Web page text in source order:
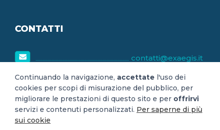
CONTATTI
contatti@exaegis.it
8h30-18h30
lunedì-venerdì
Continuando la navigazione, accettate l'uso dei
cookies per scopi di misurazione del pubblico, per
migliorare le prestazioni di questo sito e per offrirvi
servizi e contenuti personalizzati. Per saperne di più
sui cookie